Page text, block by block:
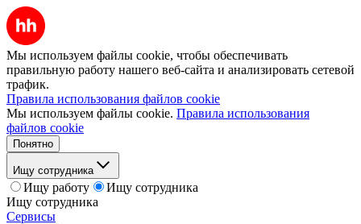
Мы используем файлы cookie, чтобы обеспечивать
правильную работу нашего веб-сайта и анализировать сетевой
трафик.
Правила использования файлов cookie
Мы используем файлы cookie. Правила использования
файлов cookie
Понятно
Ищу сотрудника
Ищу работу
Ищу сотрудника
Ищу сотрудника
Сервисы